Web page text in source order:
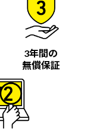
3年間の
無償保証